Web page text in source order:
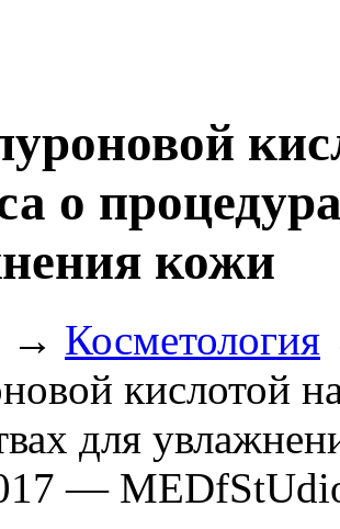
о
кожи
→ Косметология
кислотой
для
—